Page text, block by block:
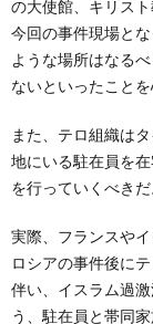
の大使館、キリス
今回の事件現場と
ような場所はなる
ないといったことを
また、テロ組織は
地にいる駐在員を
を行っていくべきだ
実際、フランスや
ロシアの事件後に
伴い、イスラム過
う、駐在員と帯同